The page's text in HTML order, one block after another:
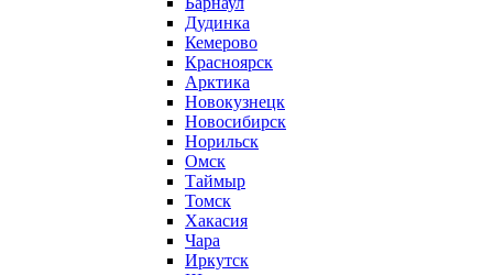
Дудинка
Кемерово
Красноярск
Арктика
Новокузнецк
Новосибирск
Норильск
Омск
Таймыр
Томск
Хакасия
Чара
Иркутск